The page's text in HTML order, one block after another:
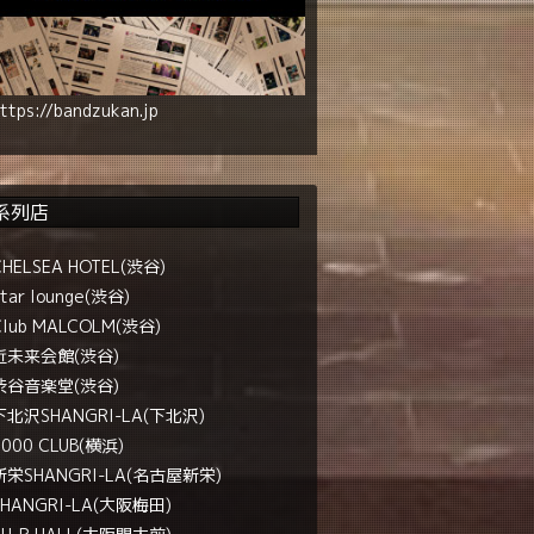
bandzukan.jp
列店
HOTEL(渋谷)
lounge(渋谷)
MALCOLM(渋谷)
未来会館(渋谷)
谷音楽堂(渋谷)
北沢SHANGRI-LA(下北沢)
CLUB(横浜)
栄SHANGRI-LA(名古屋新栄)
LA(大阪梅田)